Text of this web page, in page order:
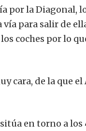
por la Diagonal,
para salir de
coches por lo
cara, de la que
en torno a los